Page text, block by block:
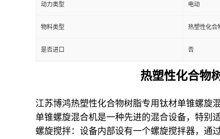
动力类型 电动
物料类型 热塑性化合
是否进口 否
热塑性化合物
江苏博鸿热塑性化合物树脂专用钛材单锥螺旋
单锥螺旋混合机是一种先进的混合设备，特别
螺旋搅拌：设备内部设有一个螺旋搅拌器，通